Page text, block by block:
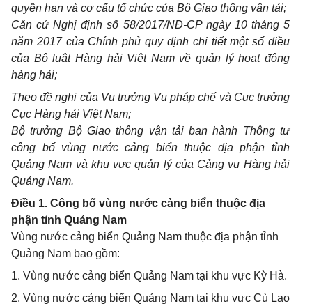
quyền hạn và cơ cấu tổ chức của Bộ Giao thông vận tải;
Căn cứ Nghị định số 58/2017/NĐ-CP ngày 10 tháng 5
năm 2017 của Chính phủ quy định chi tiết một số điều
của Bộ luật Hàng hải Việt Nam về quản lý hoạt động
hàng hải;
Theo đề nghị của Vụ trưởng Vụ pháp chế và Cục trưởng
Cục Hàng hải Việt Nam;
Bộ trưởng Bộ Giao thông vận tải ban hành Thông tư
công bốvùng nước cảng biển thuộc địa phận tỉnh
Quảng Nam và khu vực quản lý của Cảng vụ Hàng hải
Quảng Nam.
Điều 1. Công bố vùng nước cảng biển thuộc địa
phận tỉnh Quảng Nam
Vùng nước cảng biển Quảng Nam thuộc địa phận tỉnh
Quảng Nam bao gồm:
1. Vùng nước cảng biển Quảng Nam tại khu vực Kỳ Hà.
2. Vùng nước cảng biển Quảng Nam tại khu vực Cù Lao